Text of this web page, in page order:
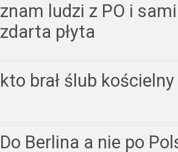
znam ludzi z PO i
zdarta płyta
kto brał ślub
Do Berlina a nie po